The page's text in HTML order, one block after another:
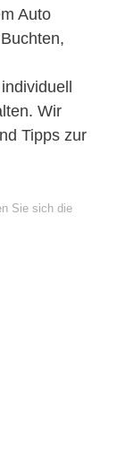
Auto
Wir
Tipps zur
Sie sich die